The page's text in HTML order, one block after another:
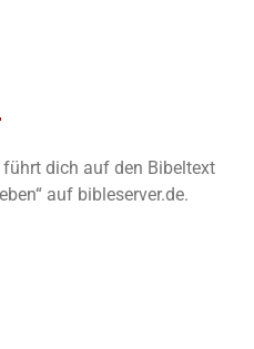
dich auf den Bibeltext
auf bibleserver.de.